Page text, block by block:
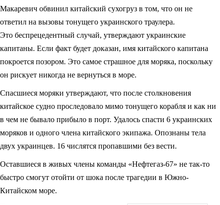
Макаревич обвинил китайский сухогруз в том, что он не
ответил на вызовы тонущего украинского траулера.
Это беспрецедентный случай, утверждают украинские
капитаны. Если факт будет доказан, имя китайского капитана
покроется позором. Это самое страшное для моряка, поскольку
он рискует никогда не вернуться в море.
Спасшиеся моряки утверждают, что после столкновения
китайское судно проследовало мимо тонущего корабля и как ни
в чем не бывало прибыло в порт. Удалось спасти 6 украинских
моряков и одного члена китайского экипажа. Опознаны тела
двух украинцев. 16 числятся пропавшими без вести.
Оставшиеся в живых члены команды «Нефтегаз-67» не так-то
быстро смогут отойти от шока после трагедии в Южно-
Китайском море.